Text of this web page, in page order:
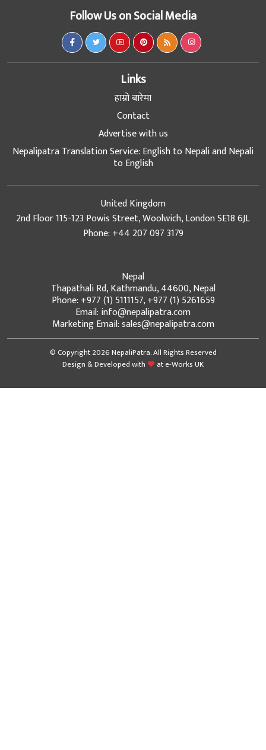
Follow Us on Social Media
Links
हाम्रो बारेमा
Contact
Advertise with us
Nepalipatra Translation Service: English to Nepali and Nepali
to English
United Kingdom
2nd Floor 115-123 Powis Street, Woolwich, London SE18 6JL
Phone: +44 207 097 3179
Nepal
Thapathali Rd, Kathmandu, 44600, Nepal
Phone: +977 (1) 5111157, +977 (1) 5261659
Email: info@nepalipatra.com
Marketing Email: sales@nepalipatra.com
© Copyright 2026 NepaliPatra. All Rights Reserved
Design & Developed with
ate-Works UK